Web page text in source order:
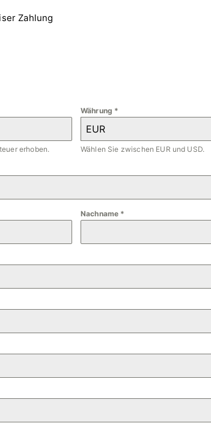
Zahlung
erhoben.
Währung *
EUR
Wählen Sie zwischen EUR und USD.
Nachname *